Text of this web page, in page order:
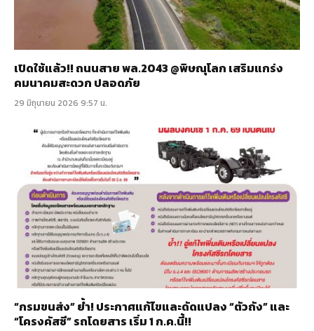
เปิดใช้แล้ว!! ถนนสาย พล.2043 @พิษณุโลก เสริมแกร่ง
คมนาคมสะดวก ปลอดภัย
29 มิถุนายน 2026 9:57 น.
“กรมขนส่ง” ย้ำ! ประกาศแก้ไขและดัดแปลง “ตัวถัง” และ
“โครงคัสซี” รถโดยสาร เริ่ม 1 ก.ค.นี้!!